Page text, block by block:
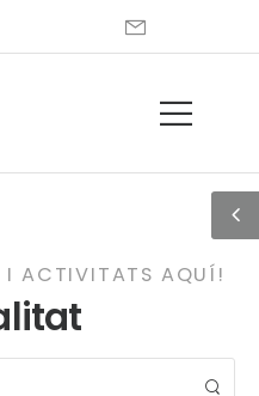
I ACTIVITATS AQUÍ!